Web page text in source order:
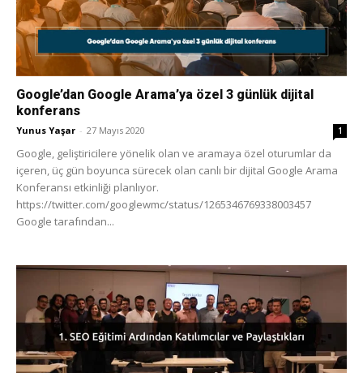
Google’dan Google Arama’ya özel 3 günlük dijital
konferans
Yunus Yaşar - 27 Mayıs 2020 1
Google, geliştiricilere yönelik olan ve aramaya özel oturumlar da
içeren, üç gün boyunca sürecek olan canlı bir dijital Google Arama
Konferansı etkinliği planlıyor.
https://twitter.com/googlewmc/status/1265346769338003457
Google tarafından...